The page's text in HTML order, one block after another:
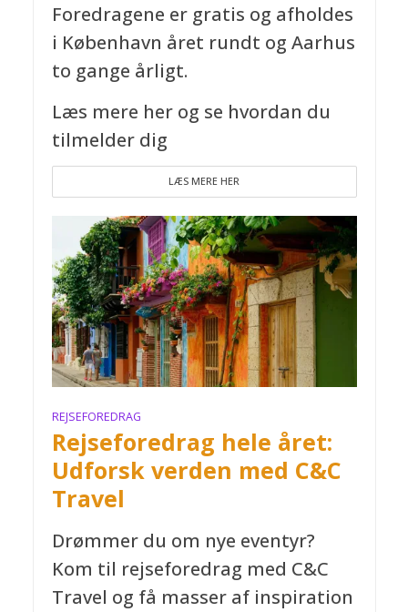
Foredragene er gratis og afholdes
i København året rundt og Aarhus
to gange årligt.
Læs mere her og se hvordan du
tilmelder dig
LÆS MERE HER
REJSEFOREDRAG
Rejseforedrag hele året:
Udforsk verden med C&C
Travel
Drømmer du om nye eventyr?
Kom til rejseforedrag med C&C
Travel og få masser af inspiration